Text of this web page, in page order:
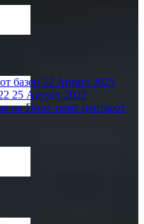
базен 22 Април 2025
25 Август 2022
на Пинг-понг центарот